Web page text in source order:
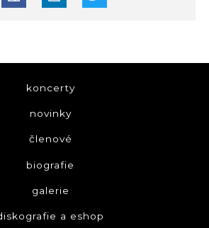
koncerty
novinky
členové
biografie
galerie
a eshop